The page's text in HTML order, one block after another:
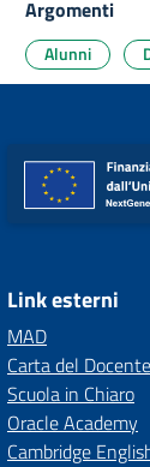
Argomenti
Alunni
Link esterni
MAD
Carta del Docente
Scuola in Chiaro
Oracle Academy
Cambridge